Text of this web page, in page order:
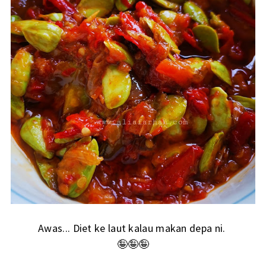
Awas... Diet ke laut kalau makan depa ni.
🤪🤪🤪